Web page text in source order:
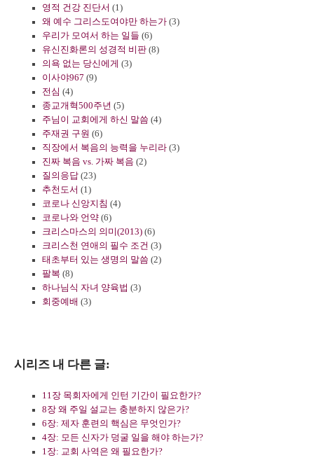
영적 건강 진단서 (1)
왜 예수 그리스도여야만 하는가 (3)
우리가 모여서 하는 일들 (6)
유신진화론의 성경적 비판 (8)
의욕 없는 당신에게 (3)
이사야967 (9)
전심 (4)
종교개혁500주년 (5)
주님이 교회에게 하신 말씀 (4)
주재권 구원 (6)
직장에서 복음의 능력을 누리라 (3)
진짜 복음 vs. 가짜 복음 (2)
질의응답 (23)
추천도서 (1)
코로나 신앙지침 (4)
코로나와 언약 (6)
크리스마스의 의미(2013) (6)
크리스천 연애의 필수 조건 (3)
태초부터 있는 생명의 말씀 (2)
팔복 (8)
하나님식 자녀 양육법 (3)
회중예배 (3)
시리즈 내 다른 글:
11장 목회자에게 인턴 기간이 필요한가?
8장 왜 주일 설교는 충분하지 않은가?
6장: 제자 훈련의 핵심은 무엇인가?
4장: 모든 신자가 덩굴 일을 해야 하는가?
1장: 교회 사역은 왜 필요한가?